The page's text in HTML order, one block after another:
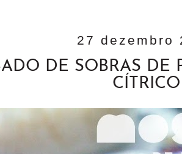
27 dezembro
DE SOBRAS DE
CÍTRICO